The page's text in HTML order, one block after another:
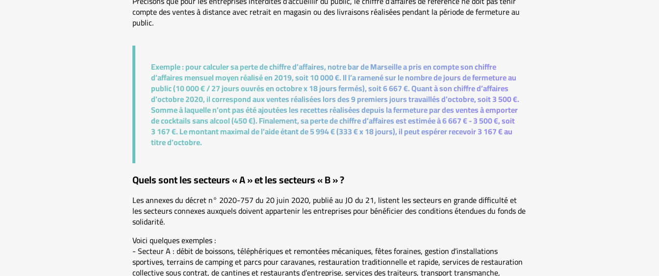
compte des ventes à distance avec retrait en magasin ou des livraisons réalisées pendant la période de fermeture au
public.
Exemple :pour calculer sa perte de chiffre d’affaires, notre bar de Marseille a pris en compte son chiffre
d’affaires mensuel moyen réalisé en 2019, soit 10 000 €. Il l’a ramené sur le nombre de jours de fermeture au
public (10 000 € / 27 jours ouvrés en octobre x 18 jours fermés), soit 6 667 €. Quant à son chiffre d’affaires
d’octobre 2020, il correspond aux ventes réalisées lors des 9 premiers jours travaillés d’octobre, soit 3 500 €.
Somme à laquelle n’ont pas été ajoutées les recettes réalisées depuis la fermeture par des ventes à emporter
de cocktails sans alcool (450 €). Finalement, sa perte de chiffre d’affaires est estimée à 6 667 € - 3 500 €, soit
3 167 €. Le montant maximal de l’aide étant de 5 994 € (333 € x 18 jours), il peut espérer recevoir 3 167 € au
titre d’octobre.
Quels sont les secteurs « A » et les secteurs « B » ?
Les annexes du décret n° 2020-757 du 20 juin 2020, publié au JO du 21, listent les secteurs en grande difficulté et
les secteurs connexes auxquels doivent appartenir les entreprises pour bénéficier des conditions étendues du fonds de
solidarité.
Voici quelques exemples :
- Secteur A : débit de boissons, téléphériques et remontées mécaniques, fêtes foraines, gestion d’installations
sportives, terrains de camping et parcs pour caravanes, restauration traditionnelle et rapide, services de restauration
collective sous contrat, de cantines et restaurants d’entreprise, services des traiteurs, transport transmanche,